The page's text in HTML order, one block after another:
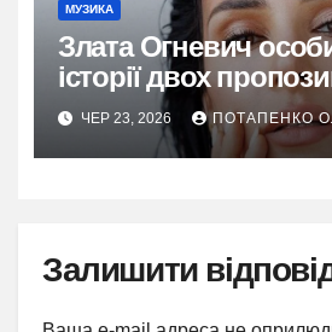
МУЗИКА
Злата Огневич
історії двох
таїландської
свідомого вибору
ЧЕР 23, 2026 ПОТАПЕНКО
Залишити